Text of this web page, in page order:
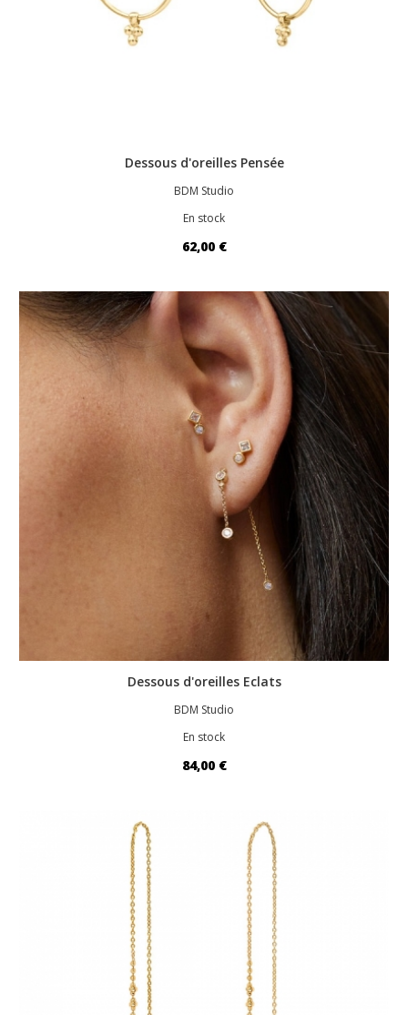
Dessous d'oreilles Pensée
BDM Studio
En stock
62,00 €
Dessous d'oreilles Eclats
BDM Studio
En stock
84,00 €